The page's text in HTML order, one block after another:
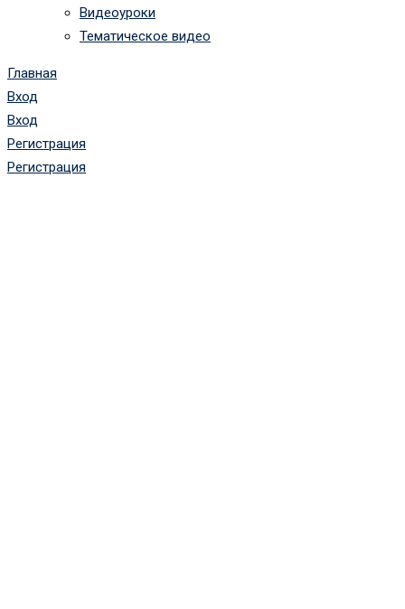
Видеоуроки
Тематическое видео
Главная
Вход
Вход
Регистрация
Регистрация